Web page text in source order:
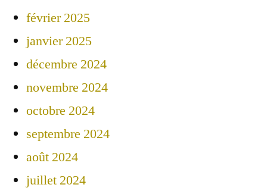
février 2025
janvier 2025
décembre 2024
novembre 2024
octobre 2024
septembre 2024
août 2024
juillet 2024